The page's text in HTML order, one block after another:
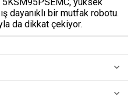
yüksek
dayanıklı bir mutfak robotu.
da dikkat çekiyor.